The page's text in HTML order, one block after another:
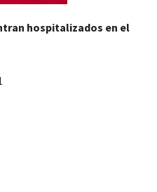
hospitalizados en el